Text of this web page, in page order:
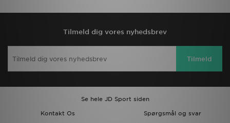
Tilmeld dig vores nyhedsbrev
Tilmeld
Se hele JD Sport siden
Kontakt Os
Spørgsmål og svar